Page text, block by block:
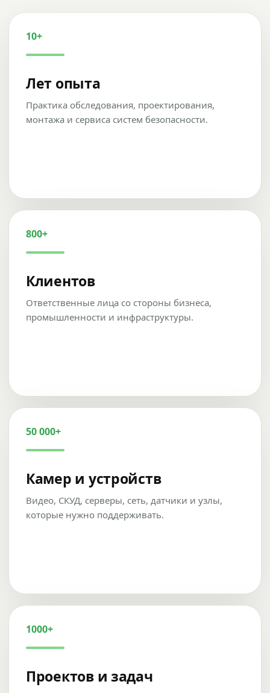
10+
Лет опыта
Практика обследования, проектирования,
монтажа и сервиса систем безопасности.
800+
Клиентов
Ответственные лица со стороны бизнеса,
промышленности и инфраструктуры.
50 000+
Камер и устройств
Видео, СКУД, серверы, сеть, датчики и узлы,
которые нужно поддерживать.
1000+
Проектов и задач